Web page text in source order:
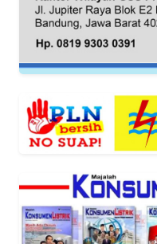
WN
WN
WN
NTT
WN
KEPRI